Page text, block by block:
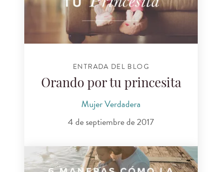
ENTRADA DEL BLOG
Orando por tu princesita
Mujer Verdadera
4 de septiembre de 2017